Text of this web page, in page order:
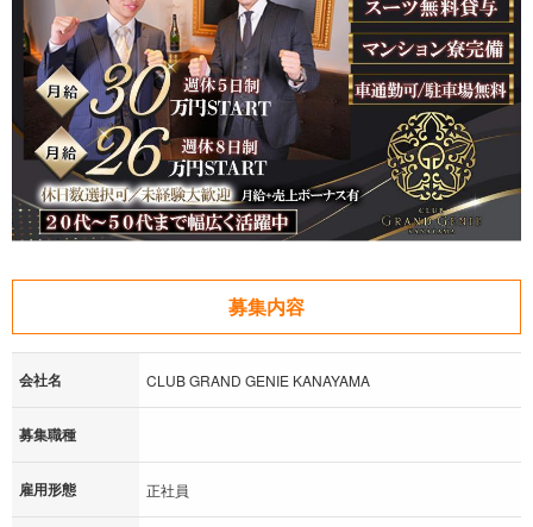
募集内容
会社名 CLUB GRAND GENIE KANAYAMA
募集職種
雇用形態 正社員